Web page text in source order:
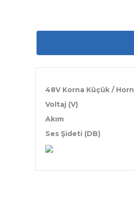
48V Korna Küçük / Horn
Voltaj (V)
Akım
Ses Şideti (DB)